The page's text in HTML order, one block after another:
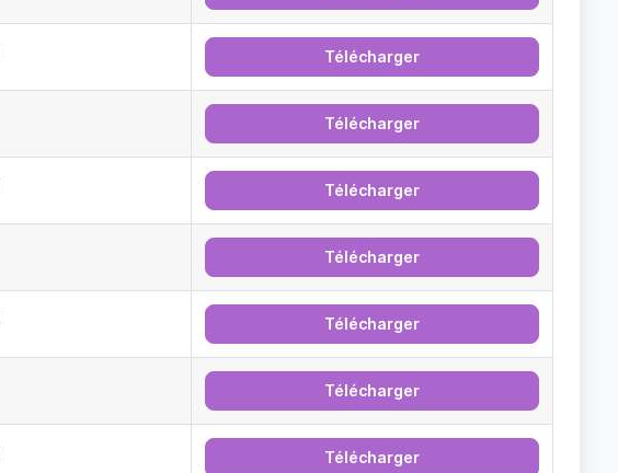
Télécharger
Télécharger
Télécharger
Télécharger
Télécharger
Télécharger
Télécharger